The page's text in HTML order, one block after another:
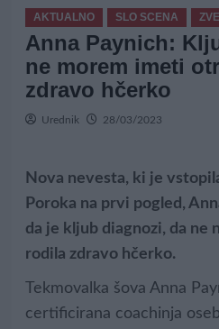
AKTUALNO SLO SCENA
Anna Paynich:
ne morem imeti
zdravo hčerko
Urednik 28/03/2023
Nova nevesta, ki je
Poroka na prvi pogled,
da je kljub diagnozi, da ne
rodila zdravo hčerko.
Tekmovalka šova Anna
certificirana coachinja